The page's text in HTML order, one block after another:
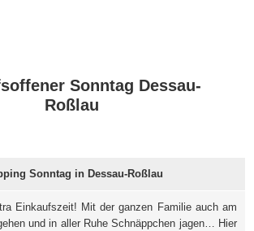
Sonntag Dessau-
Roßlau
Sonntag in Dessau-Roßlau
Einkaufszeit! Mit der ganzen Familie auch am
und in aller Ruhe Schnäppchen jagen… Hier